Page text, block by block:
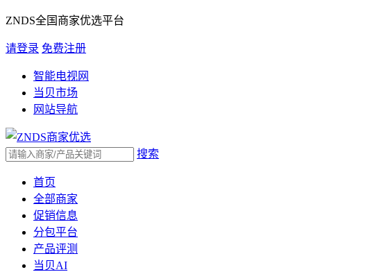
ZNDS全国商家优选平台
请登录 免费注册
智能电视网
当贝市场
网站导航
搜索
首页
全部商家
促销信息
分包平台
产品评测
当贝AI